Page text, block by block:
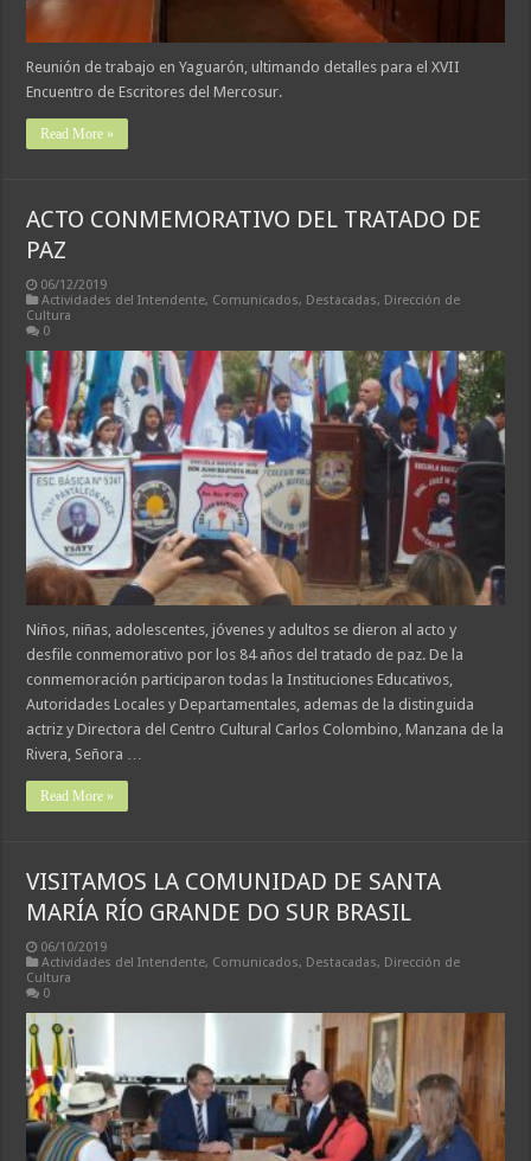
Reunión de trabajo en Yaguarón, ultimando detalles para el XVII
Encuentro de Escritores del Mercosur.
Read More »
ACTO CONMEMORATIVO DEL TRATADO DE
PAZ
06/12/2019
Actividades del Intendente, Comunicados, Destacadas, Dirección de
Cultura
0
Niños, niñas, adolescentes, jóvenes y adultos se dieron al acto y
desfile conmemorativo por los 84 años del tratado de paz. De la
conmemoración participaron todas la Instituciones Educativos,
Autoridades Locales y Departamentales, ademas de la distinguida
actriz y Directora del Centro Cultural Carlos Colombino, Manzana de la
Rivera, Señora …
Read More »
VISITAMOS LA COMUNIDAD DE SANTA
MARÍA RÍO GRANDE DO SUR BRASIL
06/10/2019
Actividades del Intendente, Comunicados, Destacadas, Dirección de
Cultura
0